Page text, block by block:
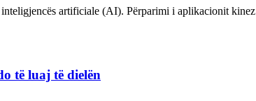
inteligjencës artificiale (AI). Përparimi i aplikacionit
të luaj të dielën